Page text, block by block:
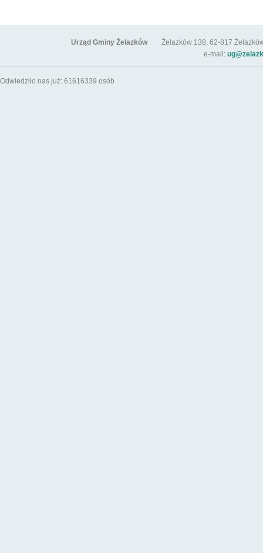
Urząd Gminy ŻelazkówŻelazków 138, 62-817 Żelazków
e-mail:
Odwiedziło nas już: 61616339 osób